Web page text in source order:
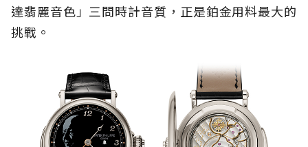
達翡麗音色」三問時計音質，正是鉑金用料最大的
挑戰。